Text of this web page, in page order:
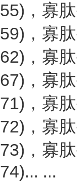
55)，寡
59)，寡
62)，寡
67)，寡
71)，寡
72)，寡
73)，寡
74)... ...